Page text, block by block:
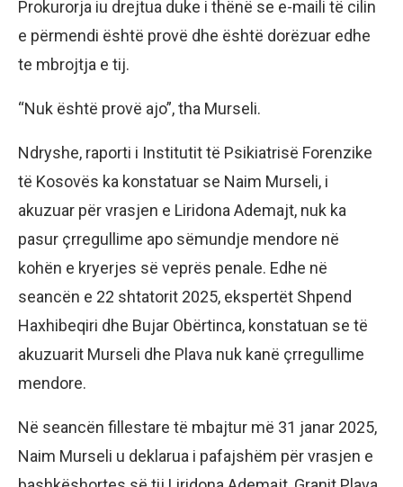
Prokurorja iu drejtua duke i thënë se e-maili të cilin
e përmendi është provë dhe është dorëzuar edhe
te mbrojtja e tij.
“Nuk është provë ajo”, tha Murseli.
Ndryshe, raporti i Institutit të Psikiatrisë Forenzike
të Kosovës ka konstatuar se Naim Murseli, i
akuzuar për vrasjen e Liridona Ademajt, nuk ka
pasur çrregullime apo sëmundje mendore në
kohën e kryerjes së veprës penale. Edhe në
seancën e 22 shtatorit 2025, ekspertët Shpend
Haxhibeqiri dhe Bujar Obërtinca, konstatuan se të
akuzuarit Murseli dhe Plava nuk kanë çrregullime
mendore.
Në seancën fillestare të mbajtur më 31 janar 2025,
Naim Murseli u deklarua i pafajshëm për vrasjen e